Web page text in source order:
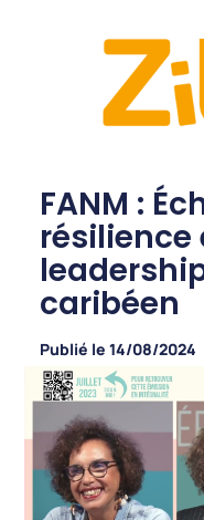
FANM :
résilience
caribéen
Publié le 14/08/2024